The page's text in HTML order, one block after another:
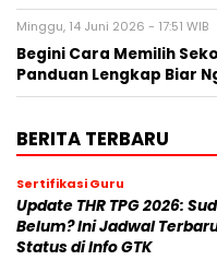
Minggu, 14 Juni 2026 - 17:51 WIB
Begini Cara Memilih
Panduan Lengkap Biar
BERITA TERBARU
Sertifikasi Guru
Update THR TPG 2026:
Belum? Ini Jadwal
Status di Info GTK